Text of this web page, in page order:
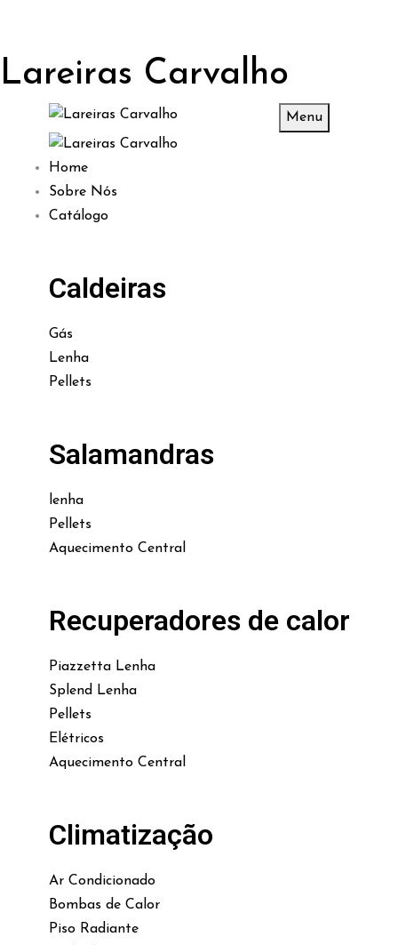
Lareiras Carvalho
Menu
Home
Sobre Nós
Catálogo
Caldeiras
Gás
Lenha
Pellets
Salamandras
lenha
Pellets
Aquecimento Central
Recuperadores de calor
Piazzetta Lenha
Splend Lenha
Pellets
Elétricos
Aquecimento Central
Climatização
Ar Condicionado
Bombas de Calor
Piso Radiante